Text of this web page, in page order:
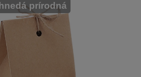
hnedá prírodná